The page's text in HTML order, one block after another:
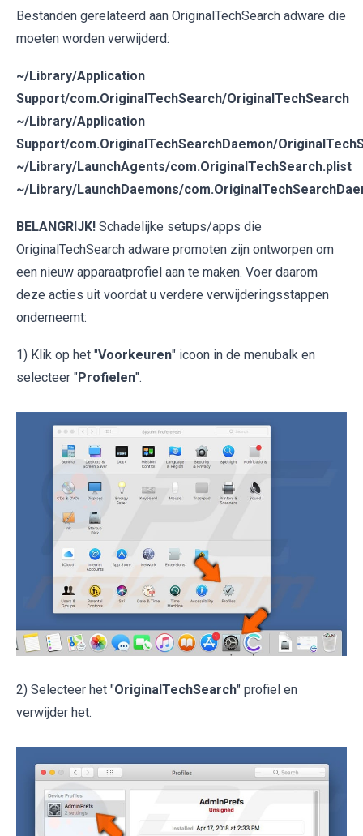
Bestanden gerelateerd aan OriginalTechSearch adware die
moeten worden verwijderd:
~/Library/Application
Support/com.OriginalTechSearch/OriginalTechSearch
~/Library/Application
Support/com.OriginalTechSearchDaemon/
~/Library/LaunchAgents/com.OriginalTechSearch.plist
~/Library/LaunchDaemons/
BELANGRIJK! Schadelijke setups/apps die
OriginalTechSearch adware promoten zijn ontworpen om
een nieuw apparaatprofiel aan te maken. Voer daarom
deze acties uit voordat u verdere verwijderingsstappen
onderneemt:
1) Klik op het "Voorkeuren" icoon in de menubalk en
selecteer "Profielen".
2) Selecteer het "OriginalTechSearch" profiel en
verwijder het.